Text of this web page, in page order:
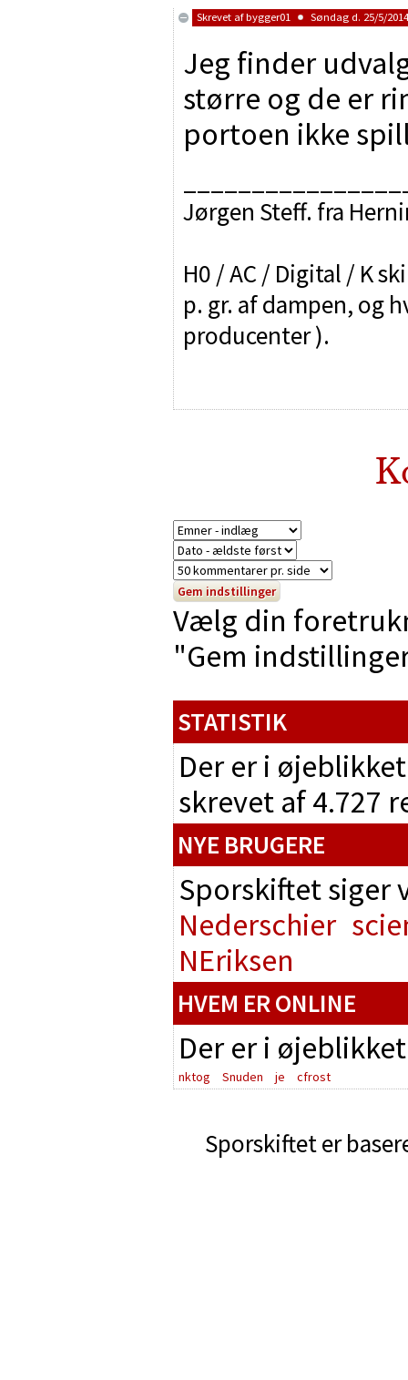
Skrevet afbygger01 Søndag d. 25/5/
Jeg finder
større og de er
portoen ikke
Jørgen Steff. fra
H0 / AC / Digital / K
p. gr. af dampen, og
producenter ).
Vælg din
"Gem
STATISTIK
Der er i
skrevet af 4.727
NYE BRUGERE
Sporskiftet
Nederschier
NEriksen
HVEM ER ONLINE
Der er i
nktog Snuden je cfrost
Sporskiftet er